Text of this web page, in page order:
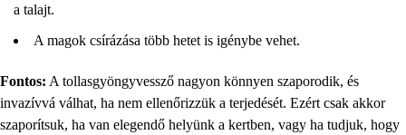
a talajt.
A magok csírázása több hetet is igénybe vehet.
Fontos: A tollasgyöngyvessző nagyon könnyen szaporodik, és
invazívvá válhat, ha nem ellenőrizzük a terjedését. Ezért csak akkor
szaporítsuk, ha van elegendő helyünk a kertben, vagy ha tudjuk, hogy